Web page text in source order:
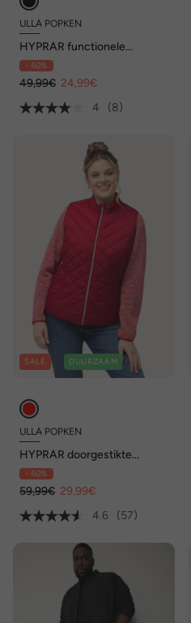
ULLA POPKEN
HYPRAR functionele
doorgestikte bodywarmer,
waterafstotend, gerecycled
- 50%
49,99€ 24,99€
4
(8)
SALE DUURZAAM
ULLA POPKEN
HYPRAR doorgestikte
bodywarmer,
waterafstotend, opstaande
kraag, gerecycled
- 50%
59,99€ 29,99€
4.6
(57)